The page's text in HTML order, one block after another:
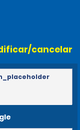
cancelar